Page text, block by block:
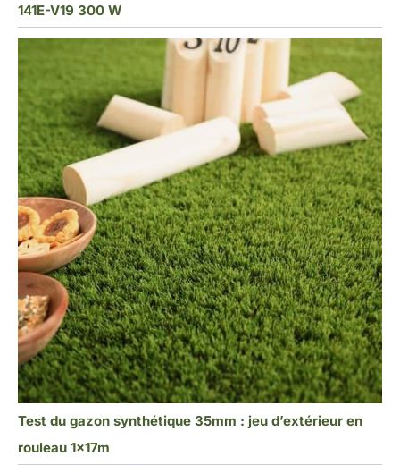
141E-V19 300 W
Test du gazon synthétique 35mm : jeu d’extérieur en
rouleau 1x17m